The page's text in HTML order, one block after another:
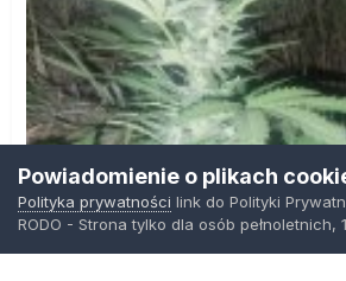
Powiadomienie o plikach
Polityka prywatności link do Polityki
RODO - Strona tylko dla osób pełnoletnich,